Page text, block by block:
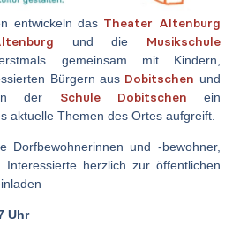
entwickeln das Theater Altenburg
und die Musikschule
gemeinsam mit Kindern,
Bürgern aus Dobitschen und
in der Schule Dobitschen ein
aktuelle Themen des Ortes aufgreift.
Dorfbewohnerinnen und -bewohner,
Interessierte herzlich zur öffentlichen
Uhr